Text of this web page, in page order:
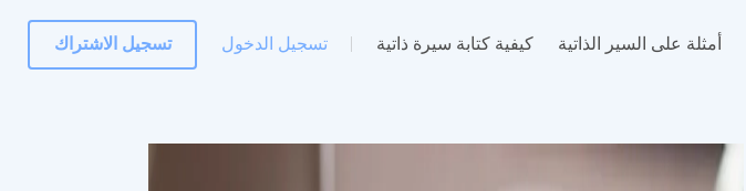
أمثلة على السير الذاتية كيفية كتابة سيرة ذاتية تسجيل الدخول تسجيل الاشتراك